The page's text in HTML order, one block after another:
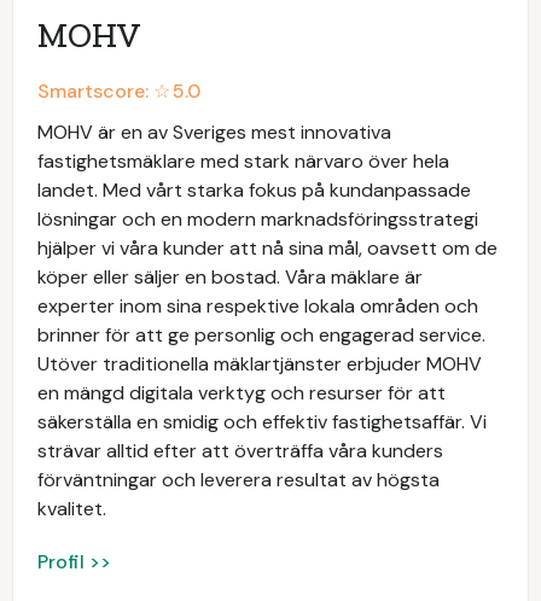
MOHV
Smartscore: ☆5.0
MOHV är en av Sveriges mest innovativa
fastighetsmäklare med stark närvaro över hela
landet. Med vårt starka fokus på kundanpassade
lösningar och en modern marknadsföringsstrategi
hjälper vi våra kunder att nå sina mål, oavsett om de
köper eller säljer en bostad. Våra mäklare är
experter inom sina respektive lokala områden och
brinner för att ge personlig och engagerad service.
Utöver traditionella mäklartjänster erbjuder MOHV
en mängd digitala verktyg och resurser för att
säkerställa en smidig och effektiv fastighetsaffär. Vi
strävar alltid efter att överträffa våra kunders
förväntningar och leverera resultat av högsta
kvalitet.
Profil >>